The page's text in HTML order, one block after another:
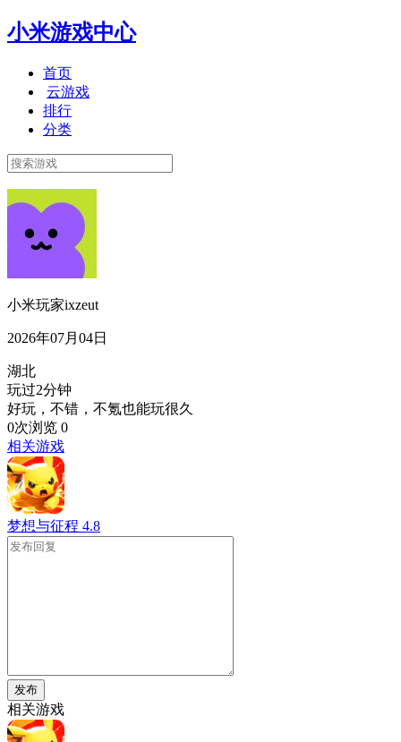
小米游戏中心
首页
云游戏
排行
分类
小米玩家ixzeut
2026年07月04日
湖北
玩过2分钟
好玩，不错，不氪也能玩很久
0次浏览 0
相关游戏
梦想与征程 4.8
发布
相关游戏